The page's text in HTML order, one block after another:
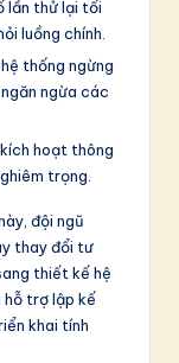
lần thử lại tối
luồng chính.
thống ngừng
ngừa các
hoạt thông
trọng.
đội ngũ
thay đổi tư
thiết kế hệ
hỗ trợ lập kế
khai tính